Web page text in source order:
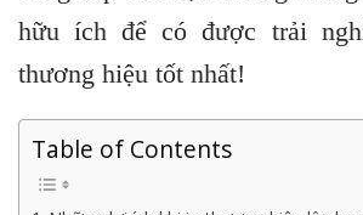
hữu ích để có được trải
thương hiệu tốt nhất!
Table of Contents